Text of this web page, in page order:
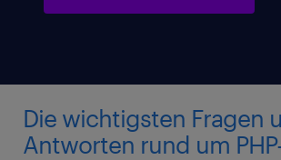
Die wichtigsten Fragen
Antworten rund um